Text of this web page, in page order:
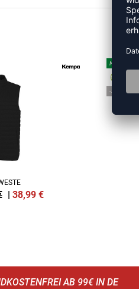
| 38,99 €
NEW
-35%
AB 99€ IN DE